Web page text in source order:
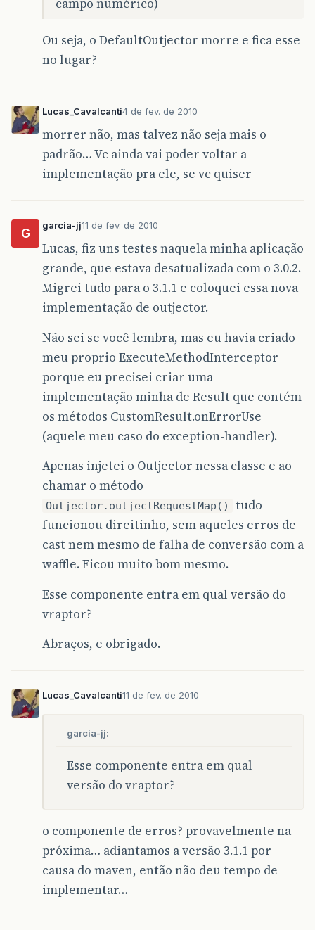
campo numérico)
Ou seja, o DefaultOutjector morre e fica esse
no lugar?
Lucas_Cavalcanti4 de fev. de 2010
morrer não, mas talvez não seja mais o
padrão… Vc ainda vai poder voltar a
implementação pra ele, se vc quiser
G
garcia-jj11 de fev. de 2010
Lucas, fiz uns testes naquela minha aplicação
grande, que estava desatualizada com o 3.0.2.
Migrei tudo para o 3.1.1 e coloquei essa nova
implementação de outjector.
Não sei se você lembra, mas eu havia criado
meu proprio ExecuteMethodInterceptor
porque eu precisei criar uma
implementação minha de Result que contém
os métodos CustomResult.onErrorUse
(aquele meu caso do exception-handler).
Apenas injetei o Outjector nessa classe e ao
chamar o método
Outjector.outjectRequestMap()
tudo
funcionou direitinho, sem aqueles erros de
cast nem mesmo de falha de conversão com a
waffle. Ficou muito bom mesmo.
Esse componente entra em qual versão do
vraptor?
Abraços, e obrigado.
Lucas_Cavalcanti11 de fev. de 2010
garcia-jj:
Esse componente entra em qual
versão do vraptor?
o componente de erros? provavelmente na
próxima… adiantamos a versão 3.1.1 por
causa do maven, então não deu tempo de
implementar…